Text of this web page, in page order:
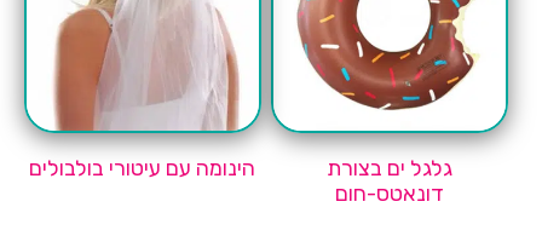
גלגל ים בצורת
דונאטס-חום
הינומה עם עיטורי בולבולים